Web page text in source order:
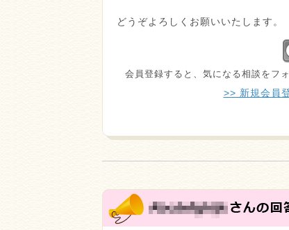
どうぞよろしくお願いいたします。
会員登録すると、気になる相談をフ
>> 新規会員